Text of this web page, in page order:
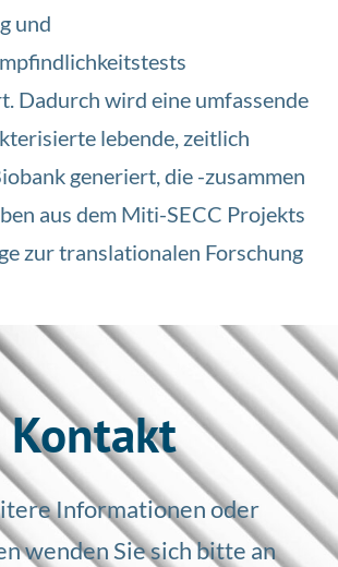
und
Dadurch wird eine umfassende
lebende, zeitlich
generiert, die -zusammen
aus dem Miti-SECC Projekts
zur translationalen Forschung
Kontakt
Informationen oder
wenden Sie sich bitte an